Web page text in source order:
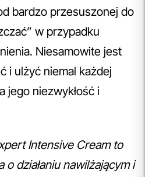
bardzo przesuszonej do
w przypadku
Niesamowite jest
i ulżyć niemal każdej
jego niezwykłość i
Intensive Cream to
działaniu nawilżającym i